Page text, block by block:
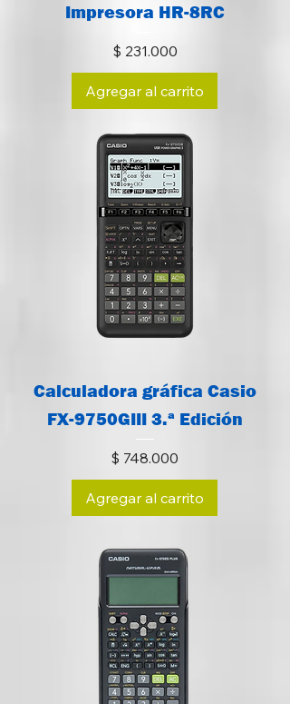
Impresora HR-8RC
Precio
$ 231.000
Agregar al carrito
Calculadora gráfica Casio
FX-9750GIII 3.ª Edición
Precio
$ 748.000
Agregar al carrito